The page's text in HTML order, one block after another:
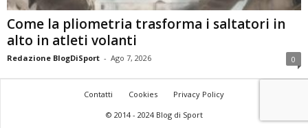
Come la pliometria trasforma i saltatori in
alto in atleti volanti
Redazione BlogDiSport - Ago 7, 2026 0
Contatti Cookies
Privacy Policy
© 2014 - 2024 Blog di Sport